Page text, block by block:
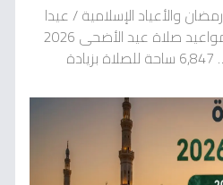
رمضان والأعياد الإسلامية/عيدا
حصري: مواعيد صلاة عيد الأضحى 2026
في جميع محافظات مصر… 6,847 ساحة للصلاة بزيادة